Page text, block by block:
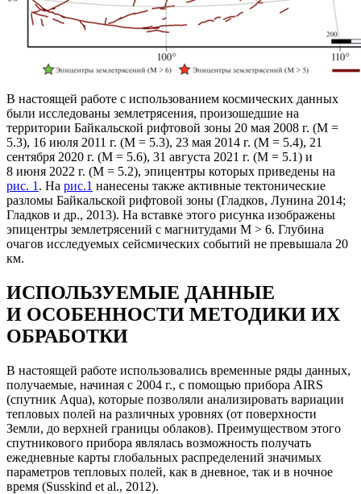
В настоящей работе с использованием космических данных
были исследованы землетрясения, произошедшие на
территории Байкальской рифтовой зоны 20 мая 2008 г. (М =
5.3), 16 июля 2011 г. (М = 5.3), 23 мая 2014 г. (М = 5.4), 21
сентября 2020 г. (М = 5.6), 31 августа 2021 г. (М = 5.1) и
8 июня 2022 г. (М = 5.2), эпицентры которых приведены на
рис. 1 . На рис.1 нанесены также активные тектонические
разломы Байкальской рифтовой зоны (Гладков, Лунина 2014;
Гладков и др., 2013). На вставке этого рисунка изображены
эпицентры землетрясений с магнитудами М > 6. Глубина
очагов исследуемых сейсмических событий не превышала 20
км.
ИСПОЛЬЗУЕМЫЕ ДАННЫЕ
И ОСОБЕННОСТИ МЕТОДИКИ ИХ
ОБРАБОТКИ
В настоящей работе использовались временные ряды данных,
получаемые, начиная с 2004 г., с помощью прибора AIRS
(спутник Aqua), которые позволяли анализировать вариации
тепловых полей на различных уровнях (от поверхности
Земли, до верхней границы облаков). Преимуществом этого
спутникового прибора являлась возможность получать
ежедневные карты глобальных распределений значимых
параметров тепловых полей, как в дневное, так и в ночное
время (Susskind et al., 2012).